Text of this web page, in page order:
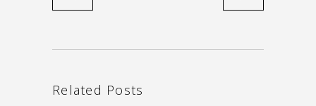
Related Posts